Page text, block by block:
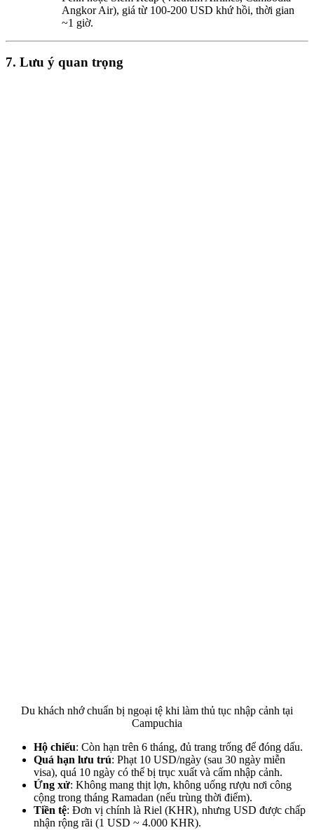
Angkor Air), giá từ 100-200 USD khứ hồi, thời gian
~1 giờ.
7. Lưu ý quan trọng
Du khách nhớ chuẩn bị ngoại tệ khi làm thủ tục nhập cảnh tại
Campuchia
Hộ chiếu: Còn hạn trên 6 tháng, đủ trang trống để đóng dấu.
Quá hạn lưu trú: Phạt 10 USD/ngày (sau 30 ngày miễn
visa), quá 10 ngày có thể bị trục xuất và cấm nhập cảnh.
Ứng xử: Không mang thịt lợn, không uống rượu nơi công
cộng trong tháng Ramadan (nếu trùng thời điểm).
Tiền tệ: Đơn vị chính là Riel (KHR), nhưng USD được chấp
nhận rộng rãi (1 USD ~ 4.000 KHR).